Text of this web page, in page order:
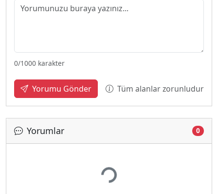
0/1000 karakter
Yorumu Gönder Tüm alanlar zorunludur
Yorumlar 0